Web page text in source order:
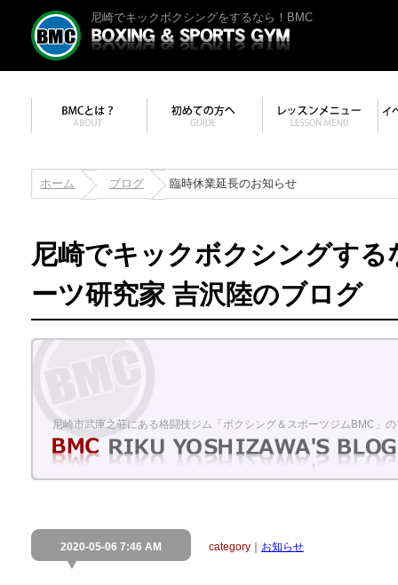
尼崎でキックボクシングをするなら！BMC
ホーム ブログ 臨時休業延長のお知らせ
尼崎でキックボクシングす
ーツ研究家 吉沢陸のブログ
尼崎市武庫之荘にある格闘技ジム「ボクシング＆スポーツジムBMC」
2020-05-06 7:46 AM category｜ お知らせ